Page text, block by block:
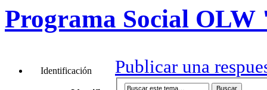
Programa Social
Identificación Publicar una